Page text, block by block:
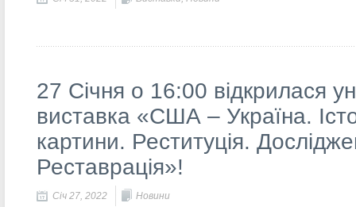
27 Січня о 16:00 відкрилася
виставка «США – Україна.
картини. Реституція.
Реставрація»!
Січ 27, 2022 Новини